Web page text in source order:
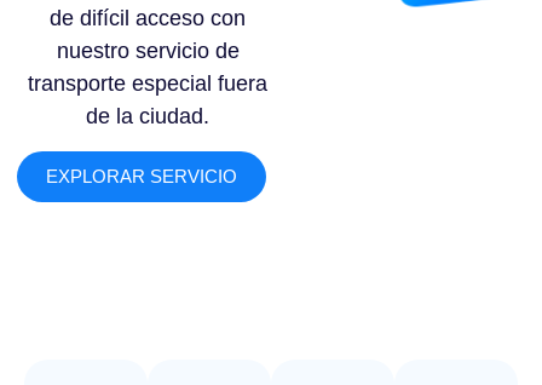
de difícil acceso con
nuestro servicio de
transporte especial fuera
de la ciudad.
EXPLORAR SERVICIO